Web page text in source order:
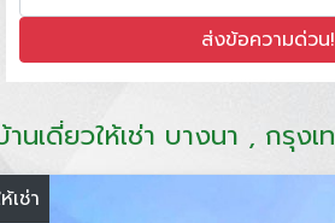
านเดี่ยวให้เช่า บางนา , กรุง
เช่า